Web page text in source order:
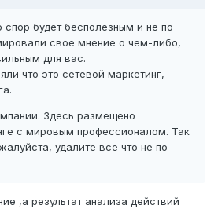
спор будет бесполезным и не по
свое мнение о чем-либо,
для вас.
что это сетевой маркетинг,
Здесь размещено
с мировым профессионалом. Так
удалите все что не по
,а результат анализа действий